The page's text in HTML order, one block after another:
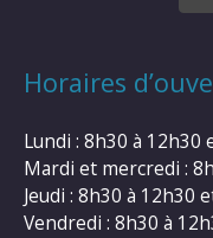
Horaires
Lundi : 8h30 à 12h30
Mardi et mercredi :
Jeudi : 8h30 à 12h30
Vendredi : 8h30 à